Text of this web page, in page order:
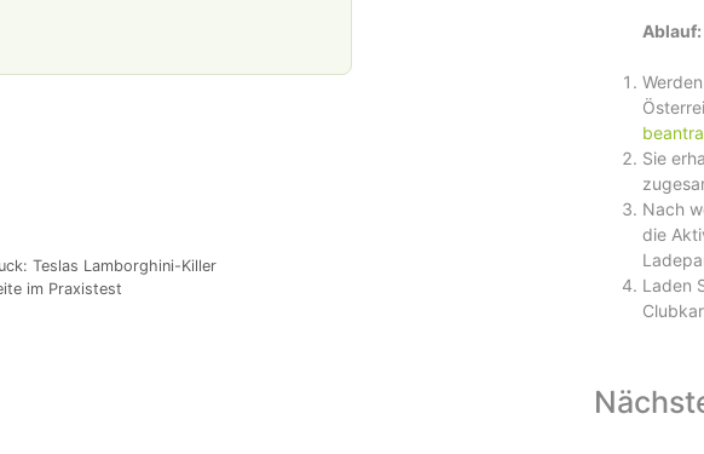
Teslas Lamborghini-Killer
im Praxistest
Ablauf:
Sie
Nach
die
Laden